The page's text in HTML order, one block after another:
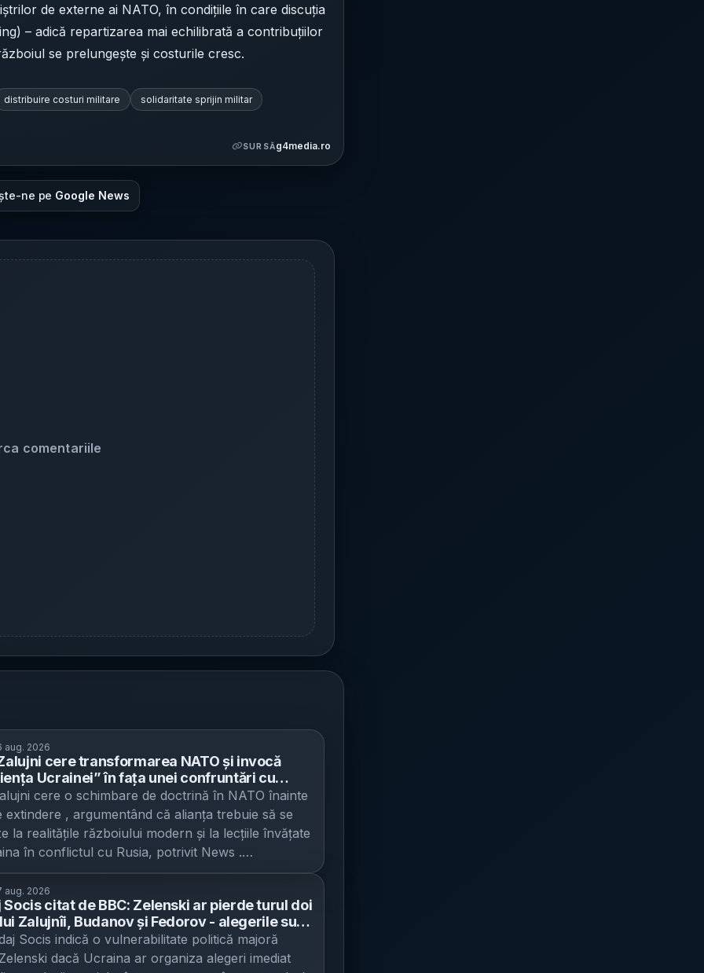
de externe ai NATO, în condițiile în care discuția
– adică repartizarea mai echilibrată a contribuțiilor
se prelungește și costurile cresc.
distribuire costuri militare solidaritate sprijin militar
SURSĂg4media.ro
ne pe Google News
comentariile
aug. 2026
cere transformarea NATO și invocă
Ucrainei” în fața unei confruntări cu
Fostul comandant ucrainean își nuanțează
despre aderare și indică JEF ca
promițătoare
cere o schimbare de doctrină în NATO înainte
extindere , argumentând că alianța trebuie să se
la realitățile războiului modern și la lecțiile învățate
în conflictul cu Rusia, potrivit News .
Ucrainei în Regatul Unit și fost comandant-
ucrainene a revenit asupra declarațiilor care
reacții, după ce spusese că Ucraina nu ar fi
de aderarea la NATO. Miza: pregătirea
a NATO pentru un conflict cu Rusia Zalujni
este „pentru NATO”, dar susține că alianța ridică
aug. 2026
Socis citat de BBC: Zelenski ar pierde turul doi
Zalujnîi, Budanov și Fedorov - alegerile sunt
în Ucraina cât timp e în vigoare legea
Socis indică o vulnerabilitate politică majoră
dacă Ucraina ar organiza alegeri imediat